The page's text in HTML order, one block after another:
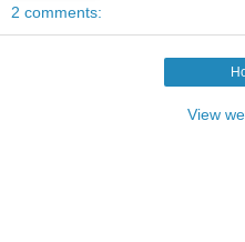
2 comments:
View